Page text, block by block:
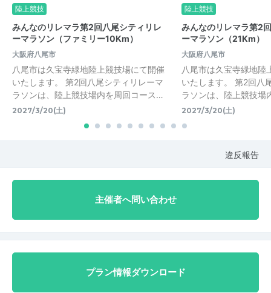
陸上競技
みんなのリレマラ第2回八尾シティリレ
ーマラソン（ファミリー10Km）
大阪府八尾市
八尾市は久宝寺緑地陸上競技場にて開催
いたします。 第2回八尾シティリレーマ
ラソンは、陸上競技場内を周回コース…
2027/3/20(土)
陸上競技
みんなのリレマラ第2
ーマラソン（21Km）
大阪府八尾市
八尾市は久宝寺緑地陸
いたします。 第2回八
ラソンは、陸上競技場
2027/3/20(土)
違反報告
主催者へ問い合わせ
プラン情報ダウンロード